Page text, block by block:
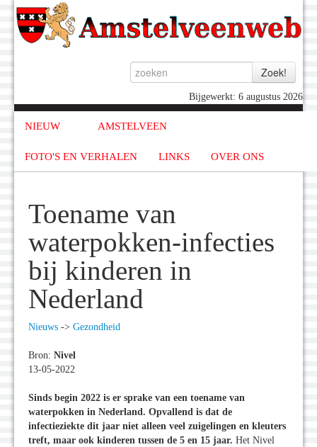
Bijgewerkt: 6 augustus 2026
NIEUW AMSTELVEEN
FOTO'S EN VERHALEN LINKS OVER ONS
Toename van
waterpokken-infecties
bij kinderen in
Nederland
Nieuws -> Gezondheid
Bron: Nivel
13-05-2022
Sinds begin 2022 is er sprake van een toename van
waterpokken in Nederland. Opvallend is dat de
infectieziekte dit jaar niet alleen veel zuigelingen en kleuters
treft, maar ook kinderen tussen de 5 en 15 jaar. Het Nivel